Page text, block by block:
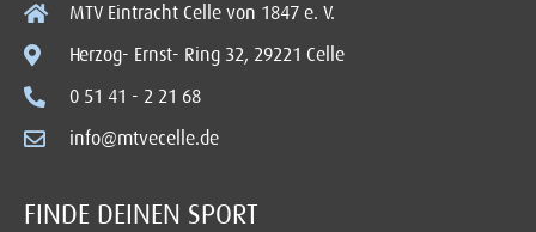
MTV Eintracht Celle von 1847 e. V.
Herzog- Ernst- Ring 32, 29221 Celle
0 51 41 - 2 21 68
info@mtvecelle.de
FINDE DEINEN SPORT